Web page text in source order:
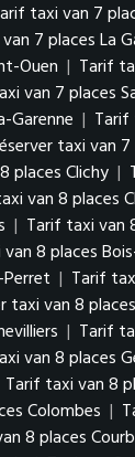
taxi van 7
7 places La
Ouen | Tarif
van 7 places
Garenne | Tarif
taxi van
places Clichy |
van 8 places
| Tarif taxi van
8 places
| Tarif
taxi van 8
| Tarif
van 8 places
Tarif taxi van 8
Colombes |
8 places